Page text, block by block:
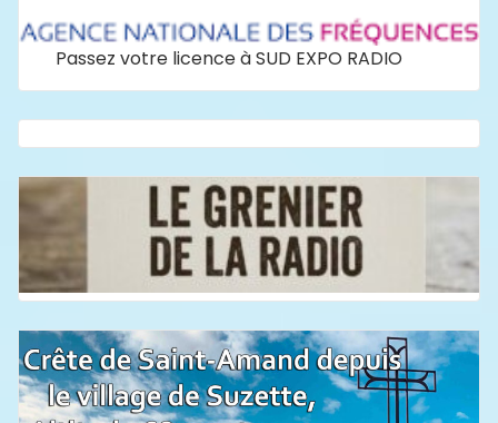
Passez votre licence à SUD EXPO RADIO